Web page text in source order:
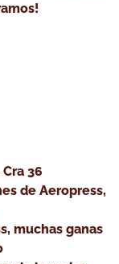
36
de Aeropress,
muchas ganas